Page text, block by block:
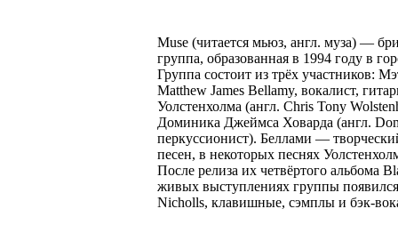
Muse (читается мьюз, англ. муза) —
группа, образованная в 1994 году в
Группа состоит из трёх участников:
Matthew James Bellamy, вокалист,
Уолстенхолма (англ. Chris Tony
Доминика Джеймса Ховарда (англ.
перкуссионист). Беллами —
песен, в некоторых песнях
После релиза их четвёртого альбома
живых выступлениях группы
Nicholls, клавишные, сэмплы и бэк-